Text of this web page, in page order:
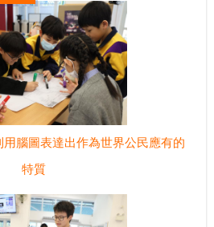
腦圖表達出作為世界公民應有的
特質